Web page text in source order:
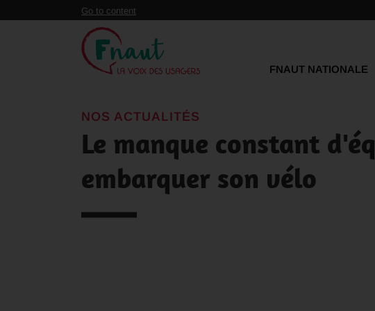
Panneau de gestion des cookies
Go to content
FNAUT NATIONALE
NOS ACTUALITÉS
Le manque constant
embarquer son vélo